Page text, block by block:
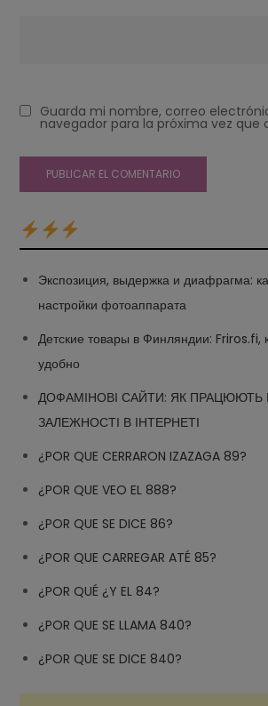
Guarda mi nombre, correo
navegador para la próxima vez que
Экспозиция, выдержка и диафрагма:
настройки фотоаппарата
Детские товары в Финляндии: Friros.fi,
удобно
ДОФАМІНОВІ САЙТИ: ЯК ПРАЦЮЮТЬ
ЗАЛЕЖНОСТІ В ІНТЕРНЕТІ
¿POR QUE CERRARON IZAZAGA 89?
¿POR QUE VEO EL 888?
¿POR QUE SE DICE 86?
¿POR QUE CARREGAR ATÉ 85?
¿POR QUÉ ¿Y EL 84?
¿POR QUE SE LLAMA 840?
¿POR QUE SE DICE 840?